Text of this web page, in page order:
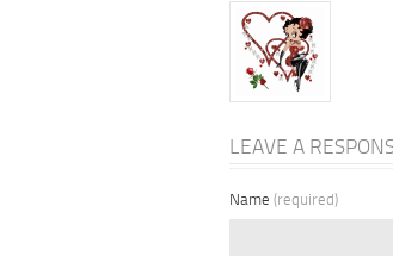
LEAVE A
Name (required)